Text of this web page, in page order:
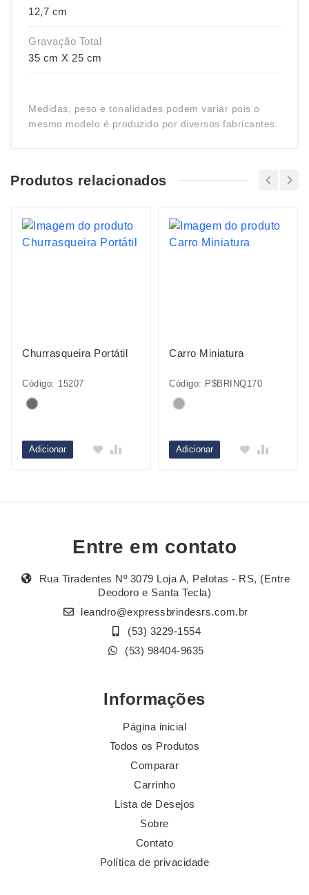
12,7 cm
Gravação Total
35 cm X 25 cm
Medidas, peso e tonalidades podem variar pois o
mesmo modelo é produzido por diversos fabricantes.
Produtos relacionados
Churrasqueira Portátil
Código: 15207
Adicionar
Carro Miniatura
Código: P$BRINQ170
Adicionar
Entre em contato
Rua Tiradentes Nº 3079 Loja A, Pelotas - RS, (Entre
Deodoro e Santa Tecla)
leandro@expressbrindesrs.com.br
(53) 3229-1554
(53) 98404-9635
Informações
Página inicial
Todos os Produtos
Comparar
Carrinho
Lista de Desejos
Sobre
Contato
Política de privacidade